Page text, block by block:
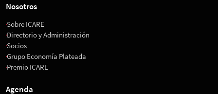
Nosotros
Sobre ICARE
Directorio y Administración
Socios
Grupo Economía Plateada
Premio ICARE
Agenda